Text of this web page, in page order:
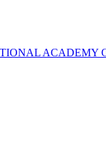
ACADEMY